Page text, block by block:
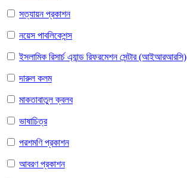
সত্যায়ন প্রকাশন
নয়েস পাবলিকেশন্স
ইসলামিক রিসার্চ এ্যান্ড রিফরমেশন সেন্টার (আইআরআরসি)
দারুল কলম
মাকতাবাতুল ক্বলব
ভাষাচিত্র
পরশমণি প্রকাশন
আবরণ প্রকাশন